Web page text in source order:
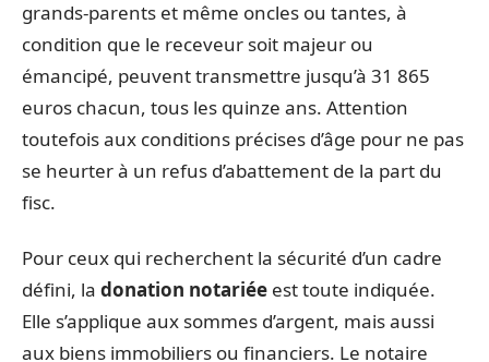
grands-parents et même oncles ou tantes, à
condition que le receveur soit majeur ou
émancipé, peuvent transmettre jusqu’à 31 865
euros chacun, tous les quinze ans. Attention
toutefois aux conditions précises d’âge pour ne pas
se heurter à un refus d’abattement de la part du
fisc.
Pour ceux qui recherchent la sécurité d’un cadre
défini, la donation notariée est toute indiquée.
Elle s’applique aux sommes d’argent, mais aussi
aux biens immobiliers ou financiers. Le notaire